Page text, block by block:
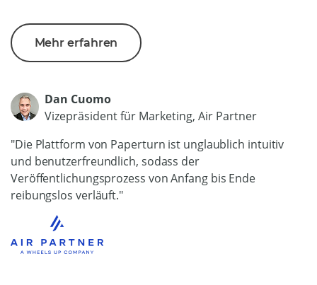
Mehr erfahren
Dan Cuomo
Vizepräsident für Marketing, Air Partner
"Die Plattform von Paperturn ist unglaublich intuitiv
und benutzerfreundlich, sodass der
Veröffentlichungsprozess von Anfang bis Ende
reibungslos verläuft."